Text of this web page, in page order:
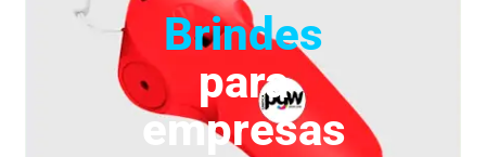
Brindes
para
empresas